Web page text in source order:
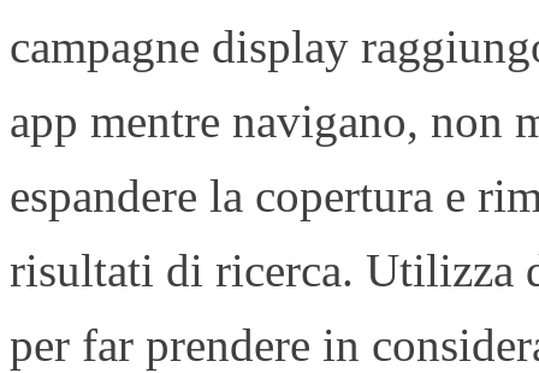
campagne display
app mentre navigano, non
espandere la copertura e
risultati di ricerca. Utilizza
per far prendere in